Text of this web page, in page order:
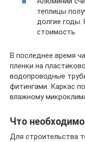
теплицы
долгие годы.
стоимость.
В последнее время
пленки на
водопроводные
фитингами. Каркас
влажному
Что
Для строительства